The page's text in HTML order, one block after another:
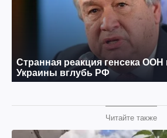
Читайте также